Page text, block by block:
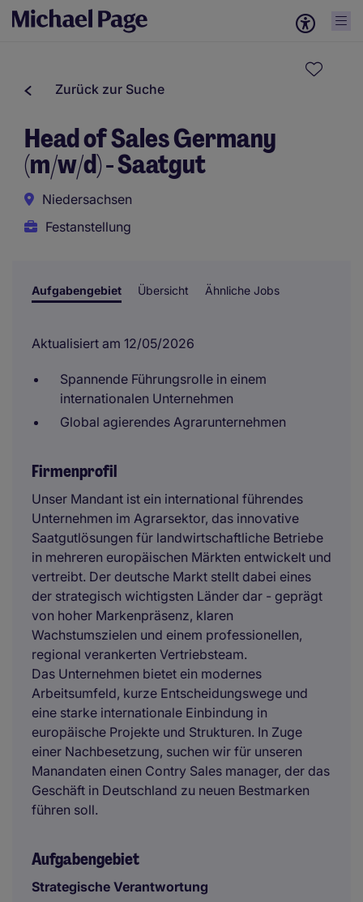
Zurück zur Suche
Head of Sales Germany
(m/w/d) - Saatgut
Niedersachsen
Festanstellung
Aufgabengebiet Übersicht Ähnliche Jobs
Aktualisiert am 12/05/2026
Spannende Führungsrolle in einem
internationalen Unternehmen
Global agierendes Agrarunternehmen
Firmenprofil
Unser Mandant ist ein international führendes
Unternehmen im Agrarsektor, das innovative
Saatgutlösungen für landwirtschaftliche Betriebe
in mehreren europäischen Märkten entwickelt und
vertreibt. Der deutsche Markt stellt dabei eines
der strategisch wichtigsten Länder dar - geprägt
von hoher Markenpräsenz, klaren
Wachstumszielen und einem professionellen,
regional verankerten Vertriebsteam.
Das Unternehmen bietet ein modernes
Arbeitsumfeld, kurze Entscheidungswege und
eine starke internationale Einbindung in
europäische Projekte und Strukturen. In Zuge
einer Nachbesetzung, suchen wir für unseren
Manandaten einen Contry Sales manager, der das
Geschäft in Deutschland zu neuen Bestmarken
führen soll.
Aufgabengebiet
Strategische Verantwortung